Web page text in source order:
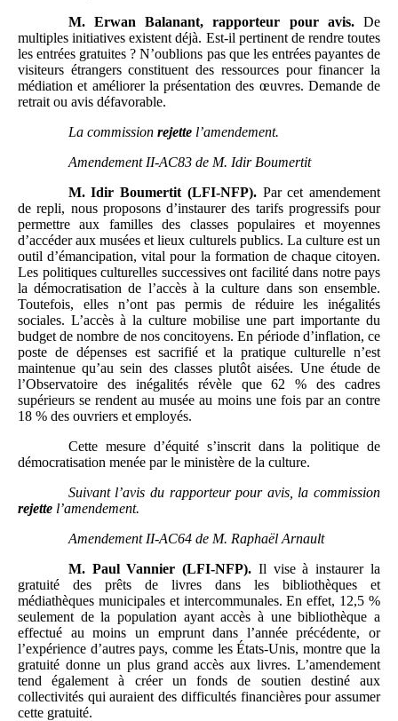
M.
Erwan Balanant, rapporteur pour avis.De
multiples initiatives existent déjà. Est-il pertinent de rendre toutes
les entrées gratuites ? N’oublions pas que les entrées payantes de
visiteurs étrangers constituent des ressources pour financer la
médiation et améliorer la présentation des œuvres. Demande de
retrait ou avis défavorable.
La commission rejette l’amendement.
Amendement II-AC83 de M. Idir Boumertit
M. Idir Boumertit (LFI-NFP). Par cet amendement
de repli, nous proposons d’instaurer des tarifs progressifs pour
permettre aux familles des classes populaires et moyennes
d’accéder aux musées et lieux culturels publics. La culture est un
outil d’émancipation, vital pour la formation de chaque citoyen.
Les politiques culturelles successives ont facilité dans notre pays
la démocratisation de l’accès à la culture dans son ensemble.
Toutefois, elles n’ont pas permis de réduire les inégalités
sociales. L’accès à la culture mobilise une part importante du
budget de nombre de nos concitoyens. En période d’inflation, ce
poste de dépenses est sacrifié et la pratique culturelle n’est
maintenue qu’au sein des classes plutôt aisées. Une étude de
l’Observatoire des inégalités révèle que 62 % des cadres
supérieurs se rendent au musée au moins une fois par an contre
18 % des ouvriers et employés.
Cette mesure d’équité s’inscrit dans la politique de
démocratisation menée par le ministère de la culture.
Suivant l’avis du rapporteur pour avis, la commission
rejette l’amendement.
Amendement II-AC64 de M. Raphaël Arnault
M. Paul Vannier (LFI-NFP). Il vise à instaurer la
gratuité des prêts de livres dans les bibliothèques et
médiathèques municipales et intercommunales. En effet, 12,5 %
seulement de la population ayant accès à une bibliothèque a
effectué au moins un emprunt dans l’année précédente, or
l’expérience d’autres pays, comme les États-Unis, montre que la
gratuité donne un plus grand accès aux livres. L’amendement
tend également à créer un fonds de soutien destiné aux
collectivités qui auraient des difficultés financières pour assumer
cette gratuité.